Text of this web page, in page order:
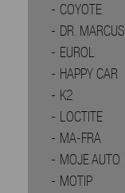
COYOTE
DR. MARCUS
EUROL
HAPPY CAR
K2
LOCTITE
MA-FRA
MOJE AUTO
MOTIP